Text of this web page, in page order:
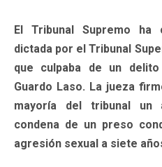
El Tribunal Supremo ha
dictada por el Tribunal
que culpaba de un
Guardo Laso. La jueza
mayoría del tribunal un
condena de un preso
agresión sexual a siete